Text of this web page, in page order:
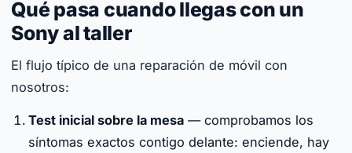
Qué pasa cuando llegas con un
Sony al taller
El flujo típico de una reparación de móvil con
nosotros:
Test inicial sobre la mesa — comprobamos los
síntomas exactos contigo delante: enciende, hay